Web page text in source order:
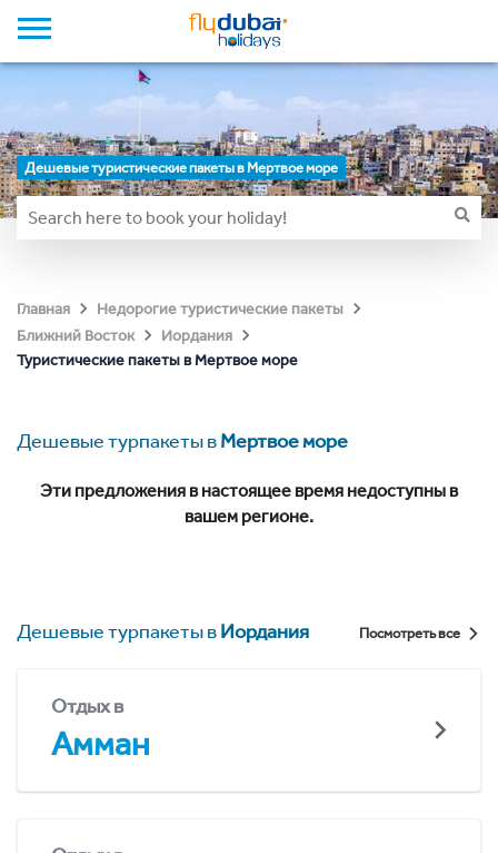
Дешевые туристические пакеты в Мертвое море
Главная
Недорогие туристические пакеты
Ближний Восток
Иордания
Туристические пакеты в Мертвое море
Дешевые турпакеты вМертвое море
Эти предложения в настоящее время недоступны в
вашем регионе.
Дешевые турпакеты вИордания Посмотреть все
Отдых в
Амман